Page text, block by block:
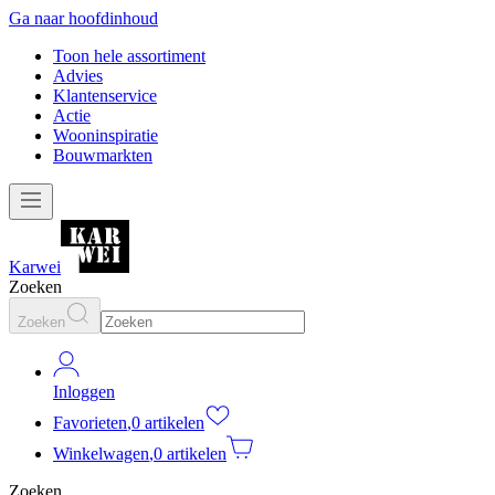
Ga naar hoofdinhoud
Toon hele assortiment
Advies
Klantenservice
Actie
Wooninspiratie
Bouwmarkten
Karwei
Zoeken
Zoeken
Inloggen
Favorieten,0 artikelen
Winkelwagen,0 artikelen
Zoeken